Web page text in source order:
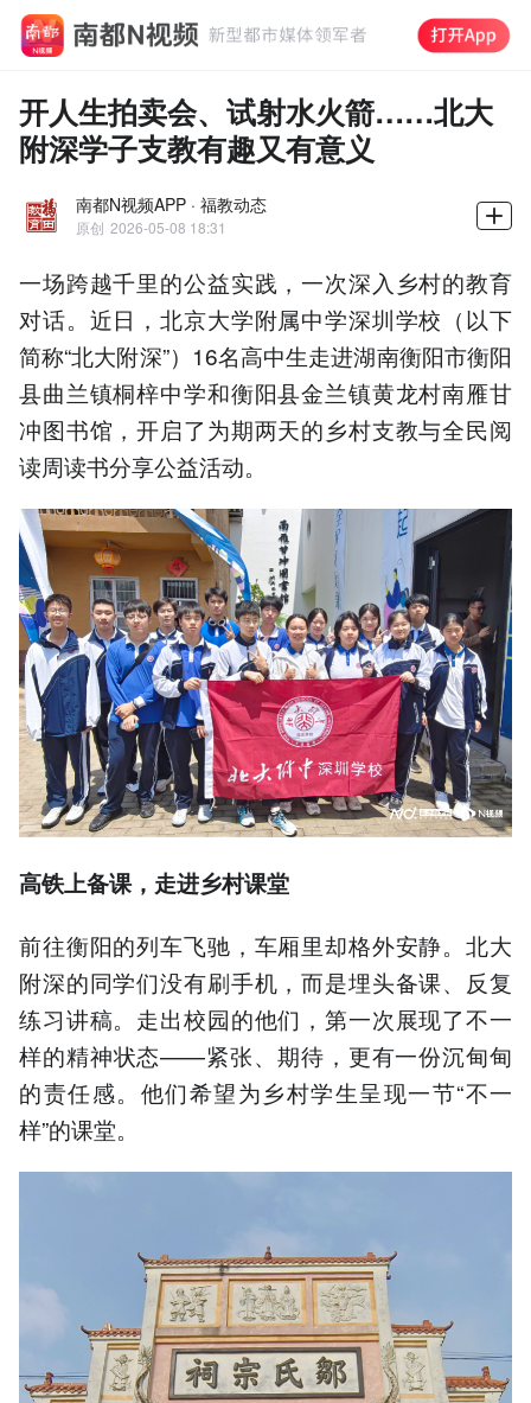
开人生拍卖会、试射水火箭……北大
附深学子支教有趣又有意义
南都N视频APP · 福教动态
原创 2026-05-08 18:31
一场跨越千里的公益实践，一次深入乡村的教育
对话。近日，北京大学附属中学深圳学校（以下
简称“北大附深”）16名高中生走进湖南衡阳市衡阳
县曲兰镇桐梓中学和衡阳县金兰镇黄龙村南雁甘
冲图书馆，开启了为期两天的乡村支教与全民阅
读周读书分享公益活动。
高铁上备课， 走进乡村课堂
前往衡阳的列车飞驰，车厢里却格外安静。北大
附深的同学们没有刷手机，而是埋头备课、反复
练习讲稿。走出校园的他们，第一次展现了不一
样的精神状态——紧张、期待，更有一份沉甸甸
的责任感。他们希望为乡村学生呈现一节“不一
样”的课堂。